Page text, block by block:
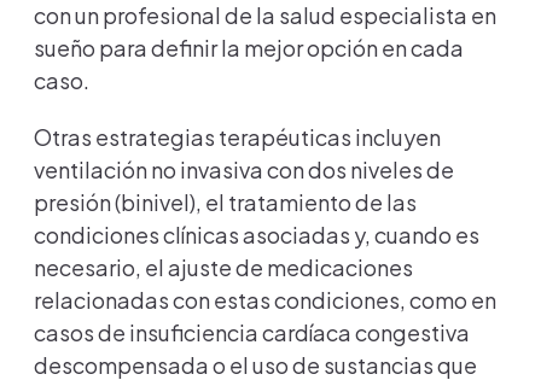
con un profesional de la salud especialista en
sueño para definir la mejor opción en cada
caso.
Otras estrategias terapéuticas incluyen
ventilación no invasiva con dos niveles de
presión (binivel), el tratamiento de las
condiciones clínicas asociadas y, cuando es
necesario, el ajuste de medicaciones
relacionadas con estas condiciones, como en
casos de insuficiencia cardíaca congestiva
descompensada o el uso de sustancias que